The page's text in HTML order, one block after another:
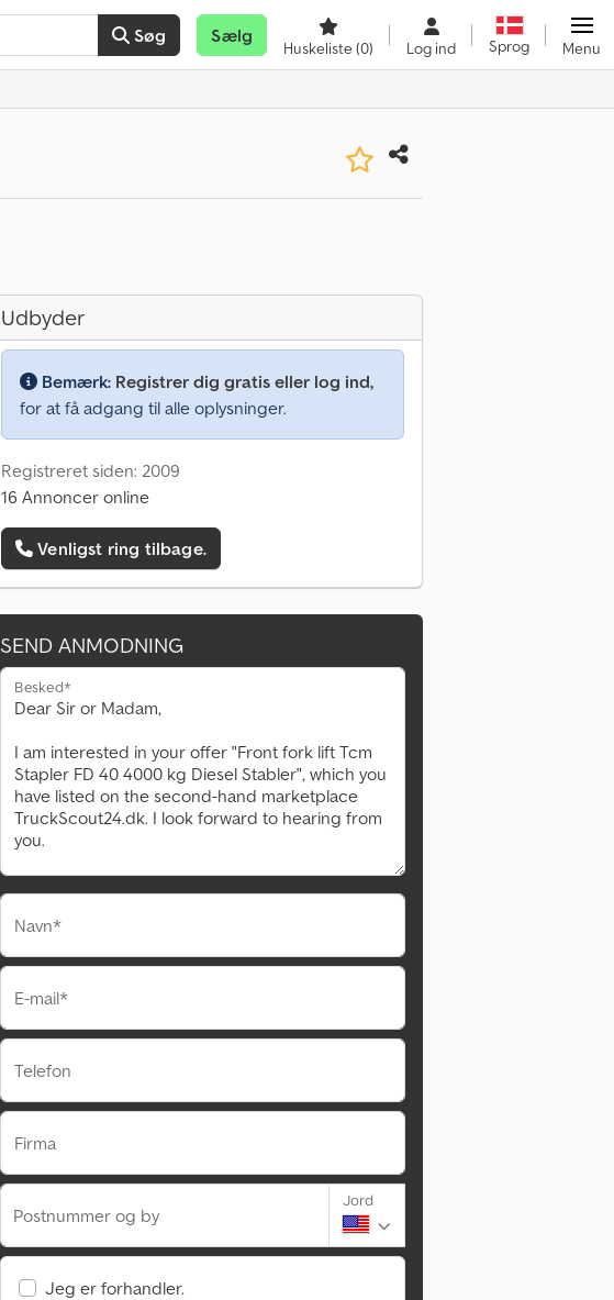
Søg Sælg
Huskeliste(0) Log ind Sprog Menu
Udbyder
Bemærk: Registrer dig gratis eller log ind,
for at få adgang til alle oplysninger.
Registreret siden: 2009
16 Annoncer online
Venligst ring tilbage.
SEND ANMODNING
Besked*
Navn*
E-mail*
Telefon
Firma
Postnummer og by
Jord
Jeg er forhandler.